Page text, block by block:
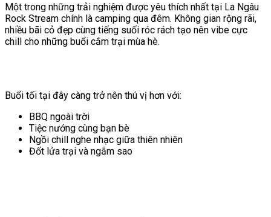
Một trong những trải nghiệm được yêu thích nhất tại La Ngâu
Rock Stream chính là camping qua đêm. Không gian rộng rãi,
nhiều bãi cỏ đẹp cùng tiếng suối róc rách tạo nên vibe cực
chill cho những buổi cắm trại mùa hè.
Buổi tối tại đây càng trở nên thú vị hơn với:
BBQ ngoài trời
Tiệc nướng cùng bạn bè
Ngồi chill nghe nhạc giữa thiên nhiên
Đốt lửa trại và ngắm sao